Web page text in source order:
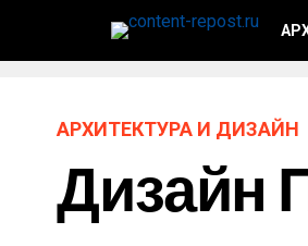
АРХИТЕКТУРА И ДИЗАЙН
Дизайн